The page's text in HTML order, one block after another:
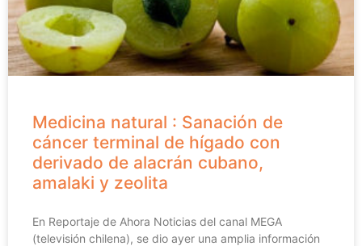
Medicina natural : Sanación de
cáncer terminal de hígado con
derivado de alacrán cubano,
amalaki y zeolita
En Reportaje de Ahora Noticias del canal MEGA
(televisión chilena), se dio ayer una amplia información